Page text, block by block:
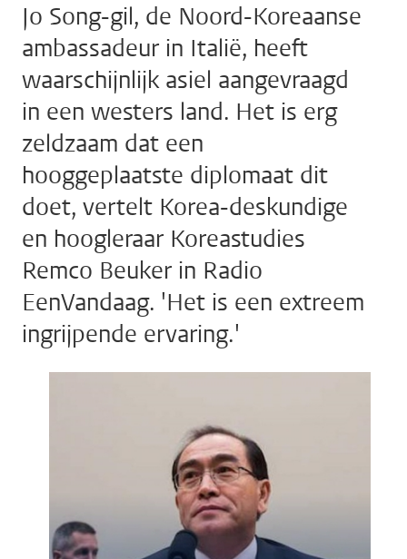
Jo Song-gil, de Noord-Koreaanse
ambassadeur in Italië, heeft
waarschijnlijk asiel aangevraagd
in een westers land. Het is erg
zeldzaam dat een
hooggeplaatste diplomaat dit
doet, vertelt Korea-deskundige
en hoogleraar Koreastudies
Remco Beuker in Radio
EenVandaag. 'Het is een extreem
ingrijpende ervaring.'